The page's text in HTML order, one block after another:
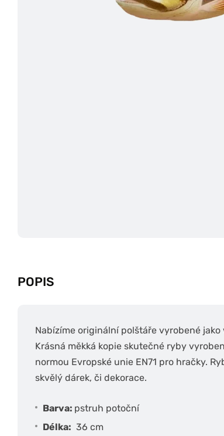
POPIS
Nabízíme originální polštáře vyrobené
Krásná měkká kopie skutečné ryby
normou Evropské unie EN71 pro hračky.
skvělý dárek, či dekorace.
Barva: pstruh potoční
Délka: 36 cm